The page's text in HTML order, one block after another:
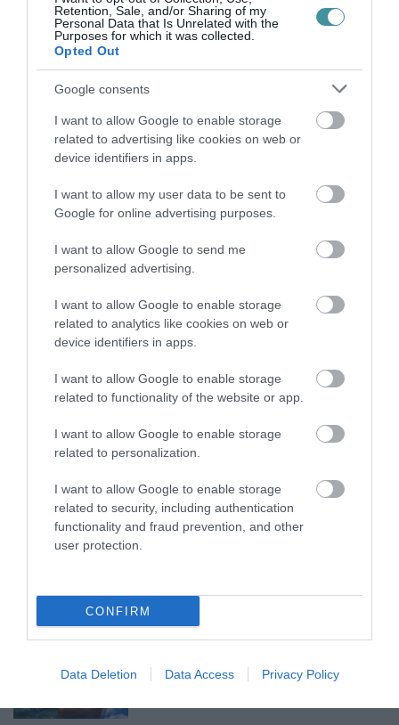
Retention, Sale, and/or Sharing of my
Personal Data that Is Unrelated with the
Purposes for which it was collected.
Opted Out
Google consents
I want to allow Google to enable storage
related to advertising like cookies on web or
device identifiers in apps.
I want to allow my user data to be sent to
Google for online advertising purposes.
I want to allow Google to send me
personalized advertising.
I want to allow Google to enable storage
related to analytics like cookies on web or
device identifiers in apps.
I want to allow Google to enable storage
related to functionality of the website or app.
I want to allow Google to enable storage
related to personalization.
I want to allow Google to enable storage
related to security, including authentication
functionality and fraud prevention, and other
user protection.
CONFIRM
Data Deletion Data Access Privacy Policy
LEÁLLÍTOTT SZOLGÁLTATÁSOK AZ EGRI...
Eger ügye
TÍZ ÉVE NEM VOLT ILYEN ALACSONY AZ
2026. augusztus 07 Mindenki ügye
ÖS FŐÚTON EGERBEN
2026. augusztus 07|Eger ügye
HALMENTÉS SZARVASKŐNÉL: ŐSHONOS
ÉS VÉDETT HALAKAT MENTETT...
2026. augusztus 07|Környék ügye
2026. augusztus 07 |Mindenki ügye